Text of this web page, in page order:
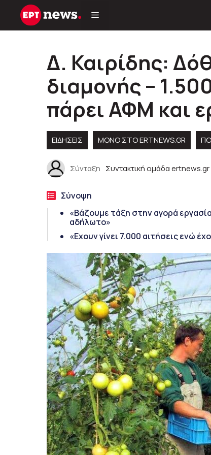
Μετάβαση
Δ. Καιρίδης:
διαμονής –
πάρει ΑΦΜ και
ΕΙΔΗΣΕΙΣ ΜΟΝΟ ΣΤΟ ERTNEWS.GR
Σύνταξη Συντακτική ομάδα ertnews.gr
Σύνοψη
«Βάζουμε τάξη στην αγορά
αδήλωτο»
«Εχουν γίνει 7.000 αιτήσεις ενώ